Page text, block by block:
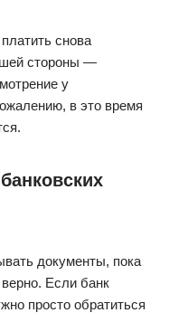
снова
стороны —
у
в это время
документы, пока
Если банк
просто обратиться